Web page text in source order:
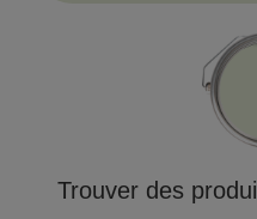
Trouver des